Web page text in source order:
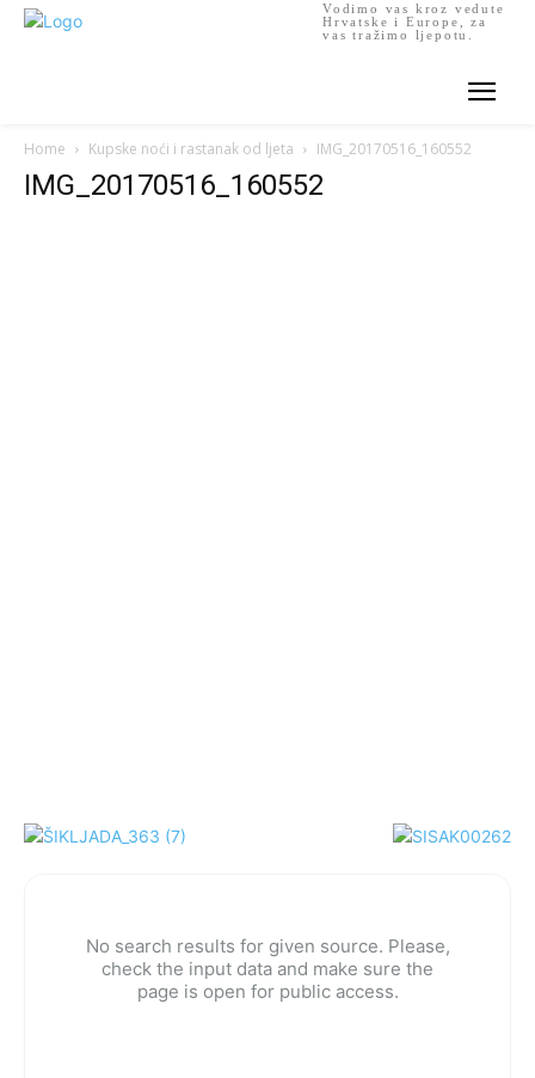
Vodimo vas kroz vedute
Hrvatske i Europe, za
vas tražimo ljepotu.
Home Kupske noći i rastanak od ljeta IMG_20170516_160552
IMG_20170516_160552
No search results for given source. Please,
check the input data and make sure the
page is open for public access.